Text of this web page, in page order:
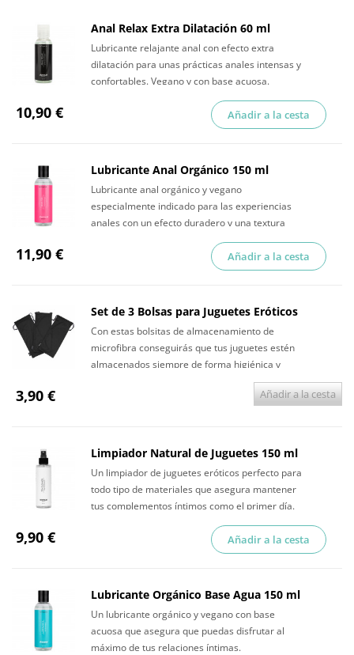
Anal Relax Extra Dilatación 60 ml
Lubricante relajante anal con efecto extra
dilatación para unas prácticas anales intensas y
confortables. Vegano y con base acuosa.
10,90 € Añadir a la cesta
Lubricante Anal Orgánico 150 ml
Lubricante anal orgánico y vegano
especialmente indicado para las experiencias
anales con un efecto duradero y una textura
11,90 € Añadir a la cesta
Set de 3 Bolsas para Juguetes Eróticos
Con estas bolsitas de almacenamiento de
microfibra conseguirás que tus juguetes estén
almacenados siempre de forma higiénica y
3,90 € Añadir a la cesta
Limpiador Natural de Juguetes 150 ml
Un limpiador de juguetes eróticos perfecto para
todo tipo de materiales que asegura mantener
tus complementos íntimos como el primer día.
9,90 € Añadir a la cesta
Lubricante Orgánico Base Agua 150 ml
Un lubricante orgánico y vegano con base
acuosa que asegura que puedas disfrutar al
máximo de tus relaciones íntimas.